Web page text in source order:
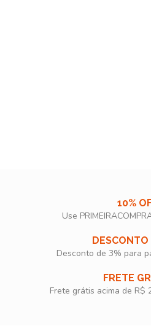
10%
Use
DESCONTO
Desconto de 3% para
FRETE
Frete grátis acima de R$